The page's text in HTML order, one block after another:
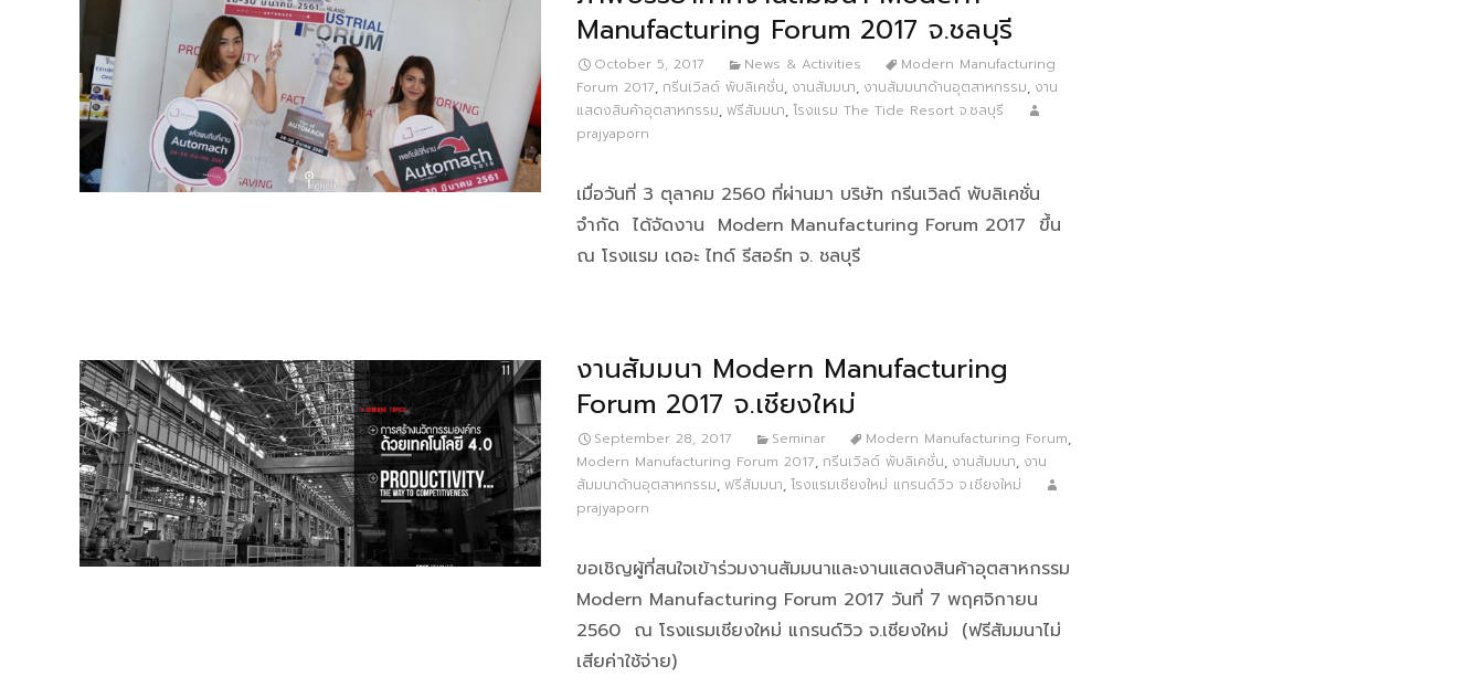
Manufacturing Forum 2017 จ.ชลบุรี
October 5, 2017 News & Activities
Modern Manufacturing
Forum 2017, กรีนเวิลด์ พับลิเคชั่น, งานสัมมนา, งานสัมมนาด้านอุตสาหกรรม, งาน
แสดงสินค้าอุตสาหกรรม, ฟรีสัมมนา, โรงแรม The Tide Resort จ.ชลบุรี
prajyaporn
เมื่อวันที่ 3 ตุลาคม 2560 ที่ผ่านมา บริษัท กรีนเวิลด์ พับลิเคชั่น
จำกัด ได้จัดงาน Modern Manufacturing Forum 2017 ขึ้น
ณ โรงแรม เดอะ ไทด์ รีสอร์ท จ. ชลบุรี
งานสัมมนา Modern Manufacturing
Forum 2017 จ.เชียงใหม่
September 28, 2017 Seminar Modern Manufacturing Forum,
Modern Manufacturing Forum 2017, กรีนเวิลด์ พับลิเคชั่น, งานสัมมนา, งาน
สัมมนาด้านอุตสาหกรรม, ฟรีสัมมนา, โรงแรมเชียงใหม่ แกรนด์วิว จ.เชียงใหม่
prajyaporn
ขอเชิญผู้ที่สนใจเข้าร่วมงานสัมมนาและงานแสดงสินค้าอุตสาหกรรม
Modern Manufacturing Forum 2017 วันที่ 7 พฤศจิกายน
2560 ณ โรงแรมเชียงใหม่ แกรนด์วิว จ.เชียงใหม่ (ฟรีสัมมนาไม่
เสียค่าใช้จ่าย)